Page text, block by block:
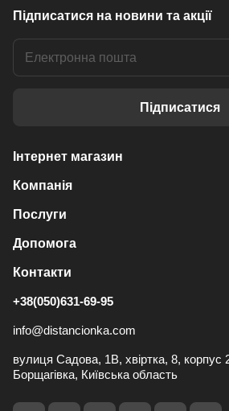
Підписатися на новини та акції
Підписатися
Інтернет магазин
Компанія
Послуги
Допомога
Контакти
+38(050)631-69-95
info@distancionka.com
вулиця Садова, 1В, хвіртка, 8, корпус
Борщагівка, Київська область